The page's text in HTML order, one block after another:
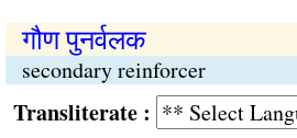
गौण पुनर्वलक
secondary reinforcer
: